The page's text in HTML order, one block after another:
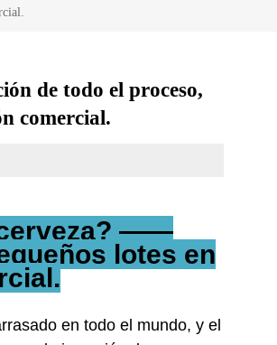
de todo el proceso,
comercial.
cerveza? ——
lotes en
en todo el mundo, y el